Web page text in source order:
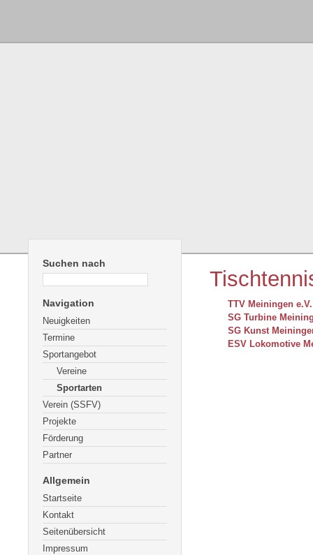
Suchen nach
Navigation
Neuigkeiten
Termine
Sportangebot
Vereine
Sportarten
Verein (SSFV)
Projekte
Förderung
Partner
Allgemein
Startseite
Kontakt
Seitenübersicht
Impressum
TTV Meiningen e.V.
SG Turbine
SG Kunst
ESV Lokomotive